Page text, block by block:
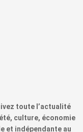
toute l’actualité
culture, économie
et indépendante au